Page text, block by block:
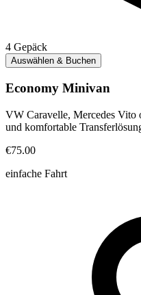
4 Gepäck
Auswählen & Buchen
Economy Minivan
VW Caravelle, Mercedes
und komfortable
€75.00
einfache Fahrt